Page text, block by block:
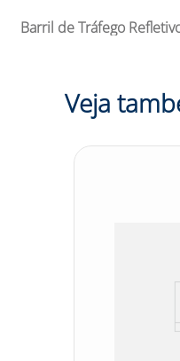
Barril de Tráfego
Veja